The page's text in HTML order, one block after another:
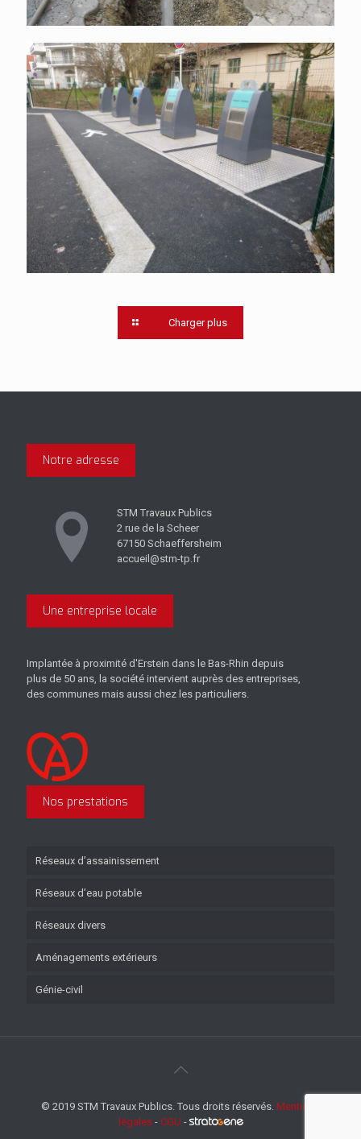
Équipements des collectivités
Charger plus
Notre adresse
STM Travaux Publics
2 rue de la Scheer
67150 Schaeffersheim
accueil@stm-tp.fr
Une entreprise locale
Implantée à proximité d'Erstein dans le Bas-Rhin depuis
plus de 50 ans, la société intervient auprès des entreprises,
des communes mais aussi chez les particuliers.
Nos prestations
Réseaux d’assainissement
Réseaux d’eau potable
Réseaux divers
Aménagements extérieurs
Génie-civil
© 2019 STM Travaux Publics. Tous droits réservés. Mentions
légales- CGU -